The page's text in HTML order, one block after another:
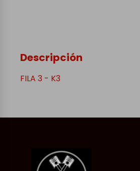
Descripción
FILA 3 - K3